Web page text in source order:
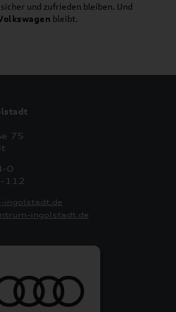
und zufrieden bleiben. Und
bleibt.
75
0
112
ingolstadt.de
ingolstadt.de